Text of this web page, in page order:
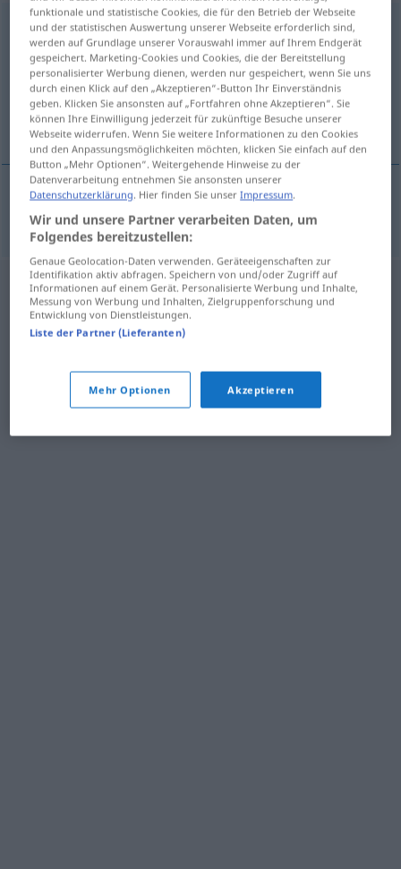
Bronchitis [brɔnˈçiːtɪs]f <Bronchitis;-itiden>
Übersicht aller Übersetzungen
(Für mehr Details die Übersetzung anklicken/antippen)
bronchite
bronchitef Bronchitis
funktionale und statistische Cookies, die für den Betrieb der Webseite
und der statistischen Auswertung unserer Webseite erforderlich sind,
werden auf Grundlage unserer Vorauswahl immer auf Ihrem Endgerät
gespeichert. Marketing-Cookies und Cookies, die der Bereitstellung
personalisierter Werbung dienen, werden nur gespeichert, wenn Sie uns
durch einen Klick auf den „Akzeptieren“-Button Ihr Einverständnis
geben. Klicken Sie ansonsten auf „Fortfahren ohne Akzeptieren“. Sie
können Ihre Einwilligung jederzeit für zukünftige Besuche unserer
Webseite widerrufen. Wenn Sie weitere Informationen zu den Cookies
und den Anpassungsmöglichkeiten möchten, klicken Sie einfach auf den
Button „Mehr Optionen“. Weitergehende Hinweise zu der
Datenverarbeitung entnehmen Sie ansonsten unserer
Datenschutzerklärung. Hier finden Sie unserImpressum.
Wir und unsere Partner verarbeiten Daten, um
Folgendes bereitzustellen:
Genaue Geolocation-Daten verwenden. Geräteeigenschaften zur
Identifikation aktiv abfragen. Speichern von und/oder Zugriff auf
Informationen auf einem Gerät. Personalisierte Werbung und Inhalte,
Messung von Werbung und Inhalten, Zielgruppenforschung und
Entwicklung von Dienstleistungen.
Liste der Partner (Lieferanten)
Mehr Optionen Akzeptieren